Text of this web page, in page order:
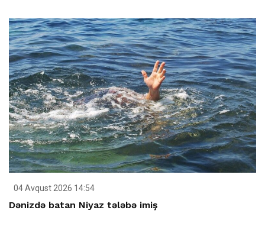
04 Avqust 2026 14:54
Dənizdə batan Niyaz tələbə imiş